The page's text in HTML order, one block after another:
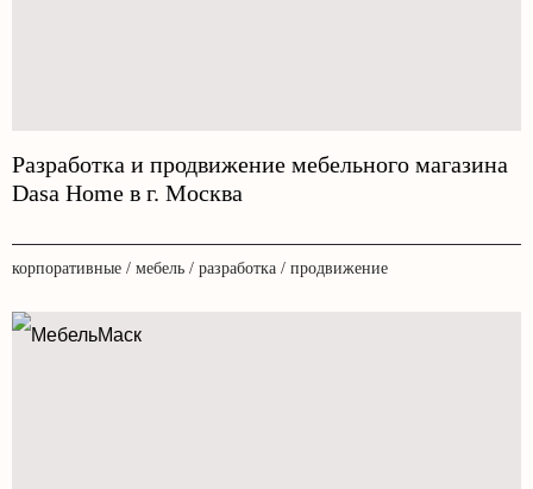
Разработка и продвижение мебельного магазина
Dasa Home в г. Москва
корпоративные / мебель / разработка / продвижение